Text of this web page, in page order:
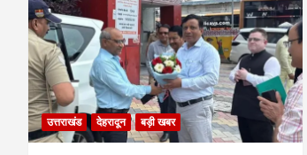
उत्तराखंड देहरादून बड़ी खबर